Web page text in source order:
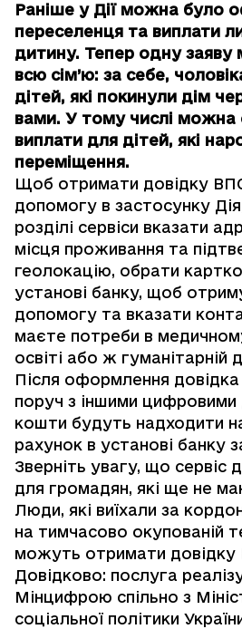
Раніше у Дії можна було
переселенця та виплати
дитину. Тепер одну
всю сім’ю: за себе,
дітей, які покинули дім
вами. У тому числі
виплати для дітей, які
переміщення.
Щоб отримати довідку
допомогу в застосунку
розділі сервіси вказати
місця проживання та
геолокацію, обрати
установі банку, щоб
допомогу та вказати
маєте потреби в
освіті або ж гуманітарній
Після оформлення довідка
поруч з іншими
кошти будуть надходити
рахунок в установі банку
Зверніть увагу, що сервіс
для громадян, які ще не
Люди, які виїхали за
на тимчасово окупованій
можуть отримати
Довідково: послуга
Мінцифрою спільно з
соціальної політики